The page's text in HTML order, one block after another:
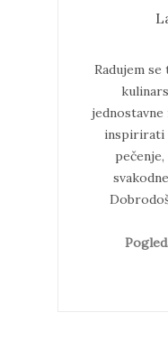
Radujem
inspirirati